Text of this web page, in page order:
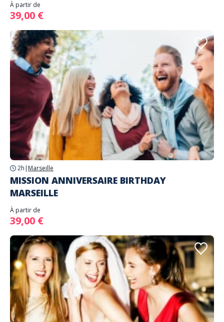
À partir de
39,00 €
2h | Marseille
MISSION ANNIVERSAIRE BIRTHDAY
MARSEILLE
À partir de
39,00 €